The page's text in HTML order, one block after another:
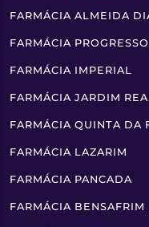
FARMÁCIA ALMEIDA
FARMÁCIA
FARMÁCIA IMPERIAL
FARMÁCIA JARDIM
FARMÁCIA QUINTA DA
FARMÁCIA LAZARIM
FARMÁCIA PANCADA
FARMÁCIA BENSAFRIM